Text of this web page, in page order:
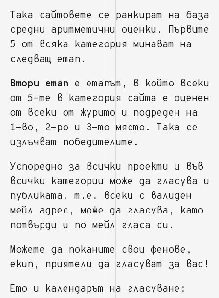
Така сайтовете се ранкират на база
средни аритметични оценки. Първите
5 от всяка категория минават на
следващ етап.
Втори етап е етапът, в който всеки
от 5-те в категория сайта е оценен
от всеки от журито и подреден на
1-во, 2-ро и 3-то място. Така се
излъчват победителите.
Успоредно за всички проекти и във
всички категории може да гласува и
публиката, т.е. всеки с валиден
мейл адрес, може да гласува, като
потвърди и по мейл гласа си.
Можете да поканите свои фенове,
екип, приятели да гласуват за вас!
Ето и календарът на гласуване: